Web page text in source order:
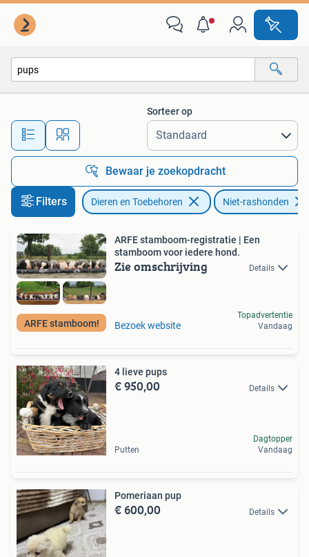
Alle afstanden…
Sorteer op
Bewaar je zoekopdracht
Filters Dieren en Toebehoren Niet-rashonden
ARFE stamboom!
ARFE stamboom-registratie | Een
stamboom voor iedere hond.
Zie omschrijving Details
Bezoek website
Topadvertentie
Vandaag
4 lieve pups
€ 950,00 Details
Putten
Dagtopper
Vandaag
Pomeriaan pup
€ 600,00 Details